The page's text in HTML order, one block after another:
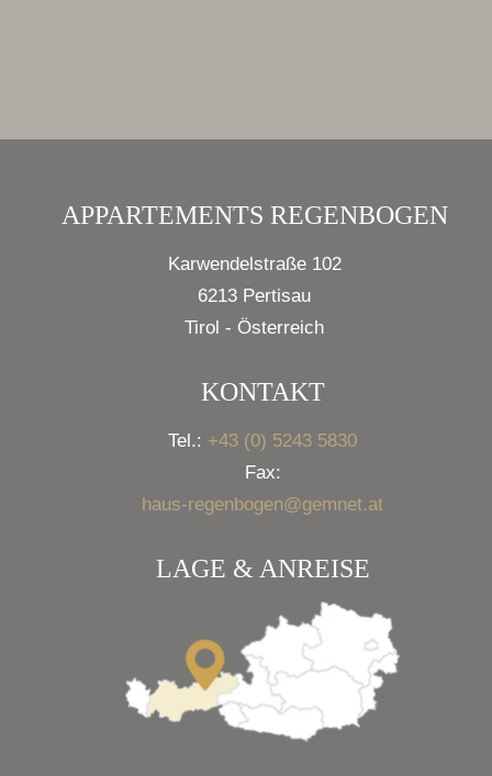
APPARTEMENTS REGENBOGEN
Karwendelstraße 102
6213 Pertisau
Tirol - Österreich
KONTAKT
Tel.: +43 (0) 5243 5830
Fax:
haus-regenbogen@gemnet.at
LAGE & ANREISE